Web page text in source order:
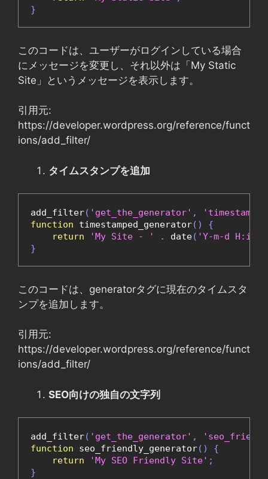
}
このコードは、ユーザーがログインしている場合
にメッセージを変更し、それ以外は「My Static
Site」というメッセージを表示します。
引用元:
https://developer.wordpress.org/reference/funct
ions/add_filter/
タイムスタンプを追加
add_filter( 'get_the_generator' ,
function timestamped_generator()
{
return
'My Site - ' . date( 'Y-m-d H:i:s'
}
このコードは、generatorタグに現在のタイムスタ
ンプを追加します。
引用元:
https://developer.wordpress.org/reference/funct
ions/add_filter/
SEO向けの独自の文字列
add_filter( 'get_the_generator' ,
function seo_friendly_generator()
{
return
'My SEO Friendly Site' ;
}